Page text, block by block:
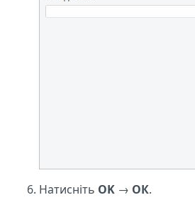
Натисніть OK → ОК.